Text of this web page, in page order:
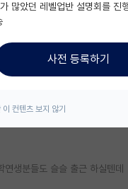
시판
합격 후기 게시판
집 게시판
홍보 게시판
사이의 인원으로 중형? 랩실
새로 입학하시는 분들은 이상해
런거 보니, 저희 연구실만 그런
생분들도 슬슬 출근 하실텐데
많았던 레벨업반 설명회를 진
사전 등록하기
컨텐츠 보지 않기